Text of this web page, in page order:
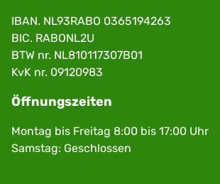
IBAN. NL93RABO 0365194263
BIC. RABONL2U
BTW nr. NL810117307B01
KvK nr. 09120983
Öffnungszeiten
Montag bis Freitag 8:00 bis 17:00 Uhr
Samstag: Geschlossen